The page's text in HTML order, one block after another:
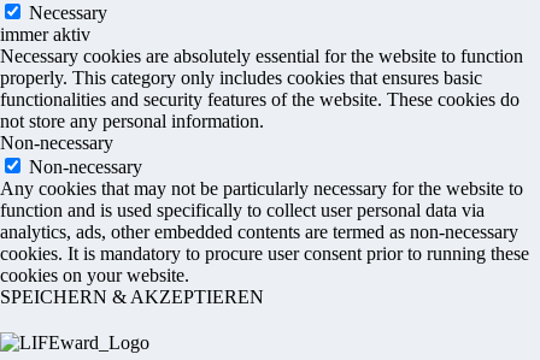
Necessary
immer aktiv
Necessary cookies are absolutely essential for the website to function
properly. This category only includes cookies that ensures basic
functionalities and security features of the website. These cookies do
not store any personal information.
Non-necessary
Non-necessary
Any cookies that may not be particularly necessary for the website to
function and is used specifically to collect user personal data via
analytics, ads, other embedded contents are termed as non-necessary
cookies. It is mandatory to procure user consent prior to running these
cookies on your website.
SPEICHERN & AKZEPTIEREN